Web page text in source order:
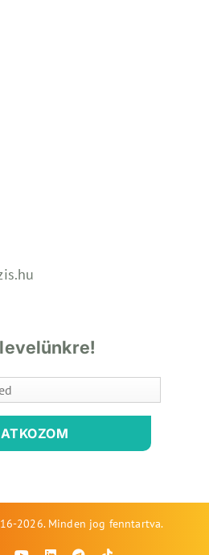
2026. Minden jog fenntartva.